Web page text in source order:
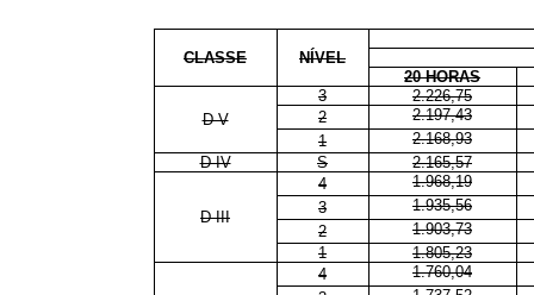
CLASSE
NÍVEL
20 HORAS
D V
3
2.226,75
2
2.197,43
1
2.168,93
D IV
S 2.165,57
D III
4
1.968,19
3
1.935,56
2
1.903,73
1
1.805,23
4
1.760,04